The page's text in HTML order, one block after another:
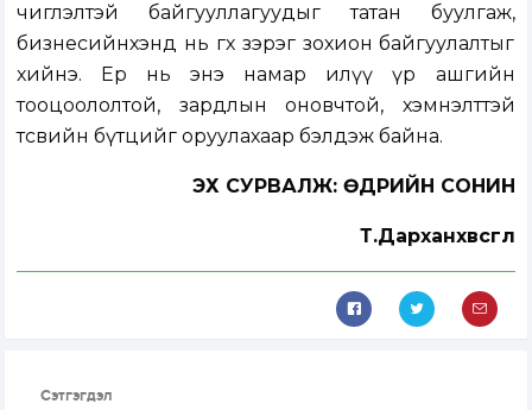
чиглэлтэй байгууллагуудыг татан буулгаж,
бизнесийнхэнд нь өгөх зэрэг зохион байгуулалтыг
хийнэ. Ер нь энэ намар илүү үр ашгийн
тооцоололтой, зардлын оновчтой, хэмнэлттэй
төсвийн бүтцийг оруулахаар бэлдэж байна.
ЭХ СУРВАЛЖ: ӨДРИЙН СОНИН
Т.Дарханхөвсгөл
Сэтгэгдэл